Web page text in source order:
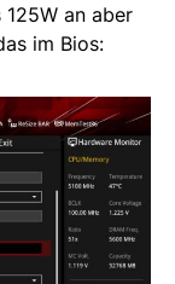
125W an aber
im Bios: